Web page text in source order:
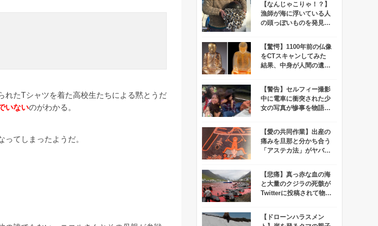
れたTシャツを着た高校生たちによる黙とうだ
いないのがわかる。
てしまったようだ。
【なんじゃこりゃ！？】
漁師が海に浮いている人
の頭っぽいものを発見！
【驚愕】1100年前の仏像
をCTスキャンしてみた
結果、中身が人間の遺体
【警告】セルフィー撮影
中に電車に衝突された少
女の写真が惨事を物語
【愛の共同作業】出産の
痛みを旦那と分かち合う
「アステカ法」がヤバす
【悲痛】真っ赤な血の海
と大量のクジラの死骸が
Twitterに投稿されて物議
【ドローンハラスメン